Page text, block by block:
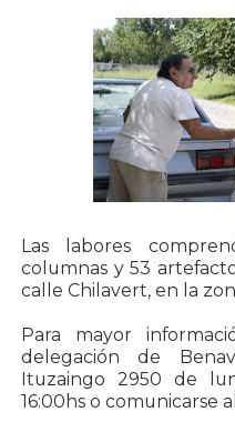
Las labores
columnas y 53
calle Chilavert, en la
Para mayor
delegación de
Ituzaingo 2950 de
16:00hs o comunicarse